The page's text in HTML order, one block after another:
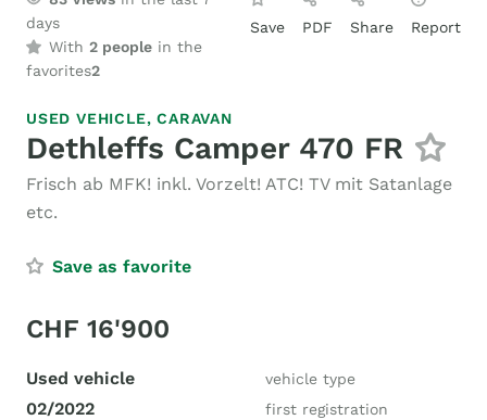
days
With 2 people in the
favorites2
Save PDF Share Report
USED VEHICLE,CARAVAN
Dethleffs Camper 470 FR
Frisch ab MFK! inkl. Vorzelt! ATC! TV mit Satanlage
etc.
Save as favorite
CHF 16'900
Used vehicle vehicle type
02/2022 first registration